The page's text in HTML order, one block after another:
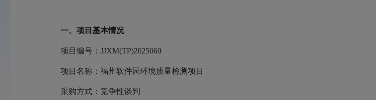
一、项目基本情况
项目编号：JJXM(TP)2025060
项目名称：福州软件园环境质量检测项目
采购方式：竞争性谈判